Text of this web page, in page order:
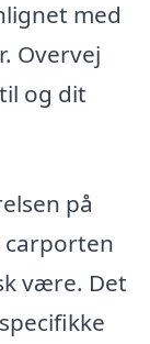
med
Overvej
og dit
på
carporten
være. Det